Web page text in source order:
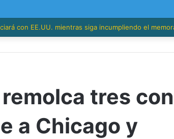
con EE.UU. mientras siga incumpliendo el
tres con
a Chicago y